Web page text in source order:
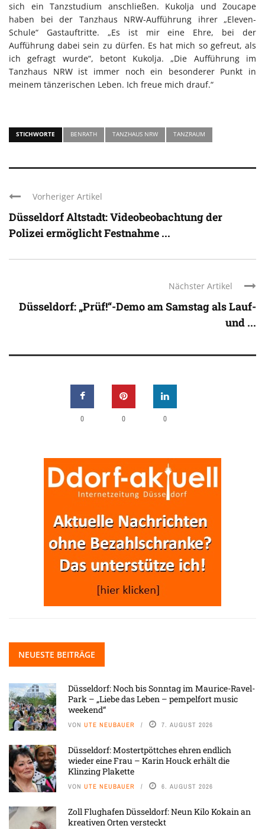
sich ein Tanzstudium anschließen. Kukolja und Zoucape
haben bei der Tanzhaus NRW-Aufführung ihrer „Eleven-
Schule“ Gastauftritte. „Es ist mir eine Ehre, bei der
Aufführung dabei sein zu dürfen. Es hat mich so gefreut, als
ich gefragt wurde“, betont Kukolja. „Die Aufführung im
Tanzhaus NRW ist immer noch ein besonderer Punkt in
meinem tänzerischen Leben. Ich freue mich drauf.“
STICHWORTE BENRATH TANZHAUS NRW TANZRAUM
Vorheriger Artikel
Düsseldorf Altstadt: Videobeobachtung der
Polizei ermöglicht Festnahme ...
Nächster Artikel
Düsseldorf: „Prüf!“-Demo am Samstag als Lauf-
und ...
0 0 0
NEUESTE BEITRÄGE
Düsseldorf: Noch bis Sonntag im Maurice-Ravel-
Park – „Liebe das Leben – pempelfort music
weekend“
VON UTE NEUBAUER 7. AUGUST 2026
Düsseldorf: Mostertpöttches ehren endlich
wieder eine Frau – Karin Houck erhält die
Klinzing Plakette
VON UTE NEUBAUER 6. AUGUST 2026
Zoll Flughafen Düsseldorf: Neun Kilo Kokain an
kreativen Orten versteckt